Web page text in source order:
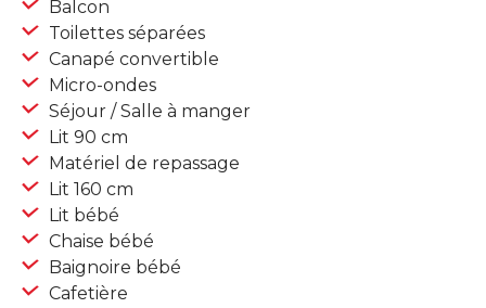
Balcon
Toilettes séparées
Canapé convertible
Micro-ondes
Séjour / Salle à manger
Lit 90 cm
Matériel de repassage
Lit 160 cm
Lit bébé
Chaise bébé
Baignoire bébé
Cafetière